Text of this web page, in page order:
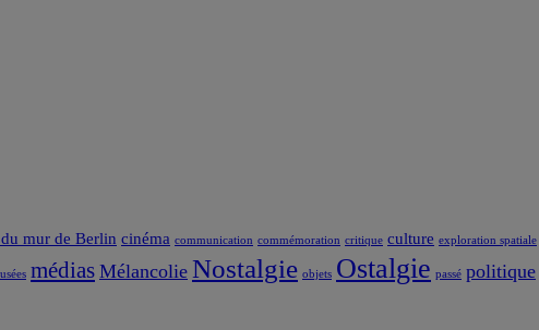
mur de Berlin cinéma communication commémoration critique culture exploration spatiale
médias Mélancolie Nostalgie objets Ostalgie passé politique